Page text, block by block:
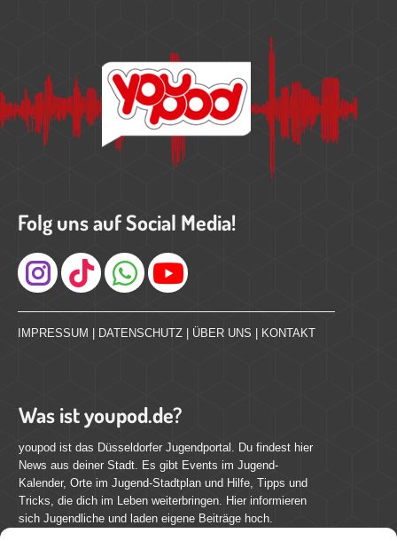
Folg uns auf Social Media!
Instagram
IMPRESSUM DATENSCHUTZ ÜBER UNS KONTAKT
Was ist youpod.de?
youpod ist das Düsseldorfer Jugendportal. Du findest hier
News aus deiner Stadt. Es gibt Events im Jugend-
Kalender, Orte im Jugend-Stadtplan und Hilfe, Tipps und
Tricks, die dich im Leben weiterbringen. Hier informieren
sich Jugendliche und laden eigene Beiträge hoch.